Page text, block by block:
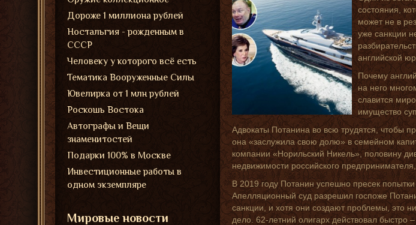
состояния,
может не в
уже санкции
английской
Почему
на него
славится
имущество
Адвокаты Потанина во всю трудятся, чтобы
она «заслужила свою долю» в семейном
компании «Норильский Никель», половину
недвижимости российского
В 2019 году Потанин успешно пресек
Апелляционный суд разрешил госпоже
санкции, и хотя они создают проблемы, это
дело. 62-летний олигарх действовал быстро
Дороже 1 миллиона рублей
Ностальгия - рожденным в
СССР
Человеку у которого всё есть
Тематика Вооруженные Силы
Ювелирка от 1 млн рублей
Роскошь Востока
Автографы и Вещи
знаменитостей
Подарки 100% в Москве
Инвестиционные работы в
одном экземпляре
Мировые новости